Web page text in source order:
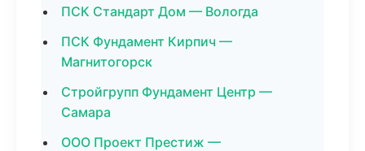
ПСК Стандарт Дом — Вологда
ПСК Фундамент Кирпич —
Магнитогорск
Стройгрупп Фундамент Центр —
Самара
ООО Проект Престиж —